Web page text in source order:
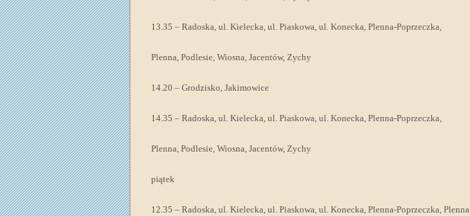
13.35 – Radoska, ul. Kielecka, ul. Piaskowa, ul. Konecka, Plenna-Poprzeczka,
Plenna, Podlesie, Wiosna, Jacentów, Zychy
14.20 – Grodzisko, Jakimowice
14.35 – Radoska, ul. Kielecka, ul. Piaskowa, ul. Konecka, Plenna-Poprzeczka,
Plenna, Podlesie, Wiosna, Jacentów, Zychy
piątek
12.35 – Radoska, ul. Kielecka, ul. Piaskowa, ul. Konecka, Plenna-Poprzeczka, Plenna